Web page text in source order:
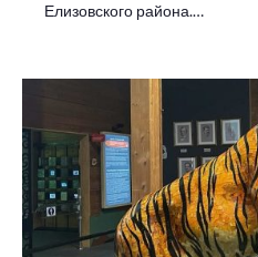
Елизовского района.…